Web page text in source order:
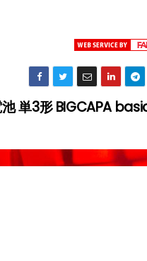
池 単3形 BIGCAPA